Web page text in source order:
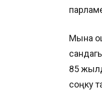
Мына
85
соңку